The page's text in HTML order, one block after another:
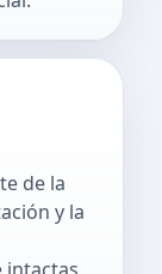
de la
y la